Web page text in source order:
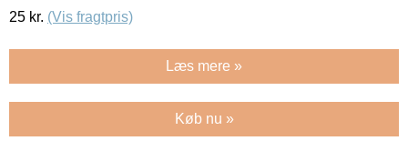
25 kr. (Vis fragtpris)
Læs mere »
Køb nu »